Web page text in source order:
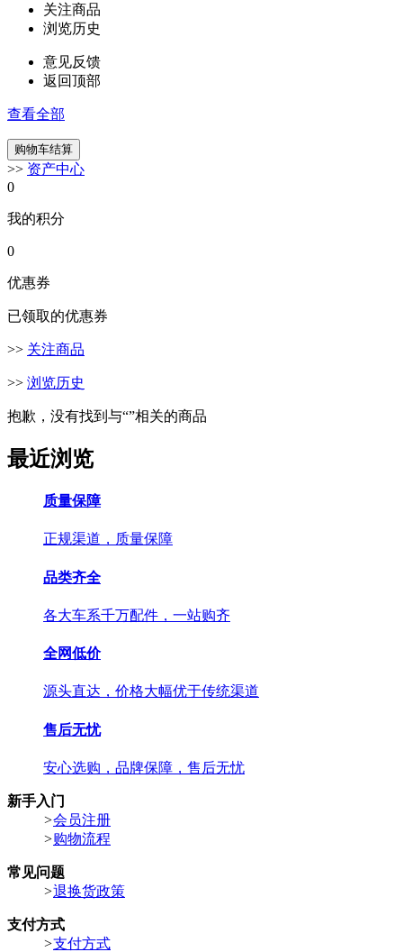
关注商品
浏览历史
意见反馈
返回顶部
查看全部
>> 资产中心
0
我的积分
0
优惠券
已领取的优惠券
>> 关注商品
>> 浏览历史
抱歉，没有找到与“”相关的商品
最近浏览
质量保障
正规渠道，质量保障
品类齐全
各大车系千万配件，一站购齐
全网低价
源头直达，价格大幅优于传统渠道
售后无忧
安心选购，品牌保障，售后无忧
新手入门
>会员注册
>购物流程
常见问题
>退换货政策
支付方式
>支付方式